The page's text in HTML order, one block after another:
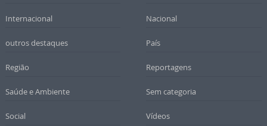
Internacional Nacional
outros destaques País
Região Reportagens
Saúde e Ambiente Sem categoria
Social Vídeos